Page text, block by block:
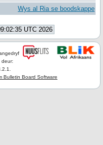
Wys al Ria se boodskappe
UTC 2026
deur:
Bulletin Board Software